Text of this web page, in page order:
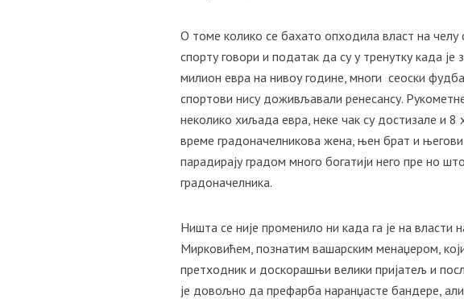
О томе колико се бахато опходила власт на
спорту говори и податак да су у тренутку када
милион евра на нивоу године, многи сеоски
спортови нису доживљавали ренесансу.
неколико хиљада евра, неке чак су достизале и
време градоначелникова жена, њен брат и
парадирају градом много богатији него пре но
градоначелника.
Ништа се није променило ни када га је на
Мирковићем, познатим вашарским менаџером,
претходник и доскорашњи велики пријатељ и
је довољно да префарба наранџасте бандере,